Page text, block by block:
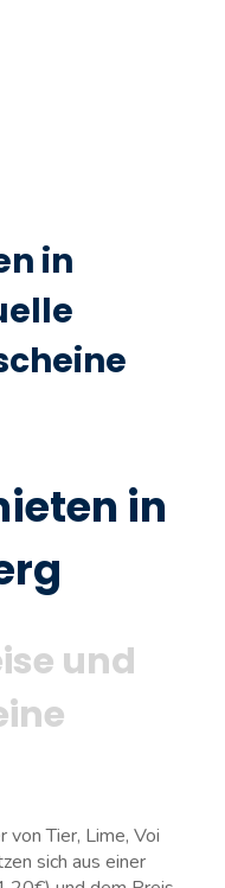
in
in
und
von Tier, Lime, Voi
sich aus einer